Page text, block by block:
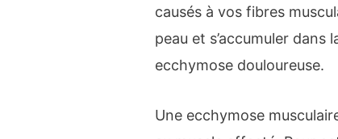
causés à vos fibres
peau et s’accumuler
ecchymose douloureuse.
Une ecchymose